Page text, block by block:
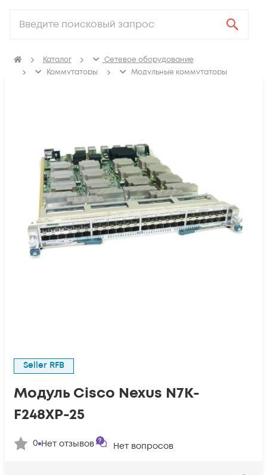
Каталог
Сетевое оборудование
Коммутаторы
Модульные коммутаторы
Seller RFB
Модуль Cisco Nexus N7K-
F248XP-25
0 Нет отзывов Нет вопросов